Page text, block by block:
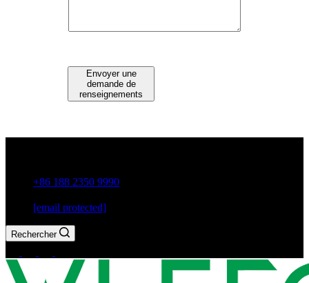
Envoyer une
demande de
renseignements
+86 188 2350 9990
[email protected]
Rechercher